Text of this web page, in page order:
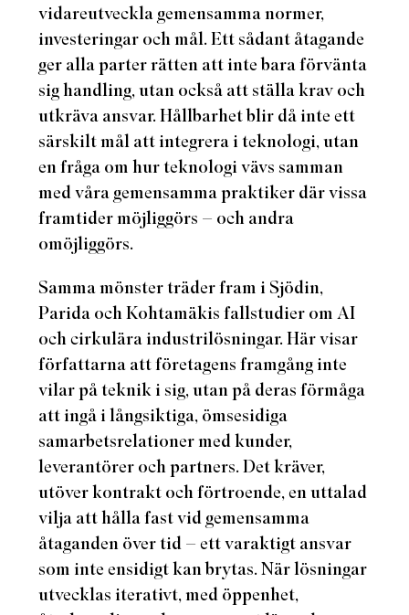
vidareutveckla gemensamma normer,
investeringar och mål. Ett sådant åtagande
ger alla parter rätten att inte bara förvänta
sig handling, utan också att ställa krav och
utkräva ansvar. Hållbarhet blir då inte ett
särskilt mål att integrera i teknologi, utan
en fråga om hur teknologi vävs samman
med våra gemensamma praktiker där vissa
framtider möjliggörs – och andra
omöjliggörs.
Samma mönster träder fram i Sjödin,
Parida och Kohtamäkis fallstudier om AI
och cirkulära industrilösningar. Här visar
författarna att företagens framgång inte
vilar på teknik i sig, utan på deras förmåga
att ingå i långsiktiga, ömsesidiga
samarbetsrelationer med kunder,
leverantörer och partners. Det kräver,
utöver kontrakt och förtroende, en uttalad
vilja att hålla fast vid gemensamma
åtaganden över tid – ett varaktigt ansvar
som inte ensidigt kan brytas. När lösningar
utvecklas iterativt, med öppenhet,